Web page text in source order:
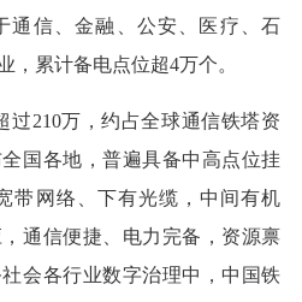
通信、金融、公安、医疗、石
，累计备电点位超4万个。
过210万，约占全球通信铁塔资
国各地，普遍具备中高点位挂
带网络、下有光缆，中间有机
通信便捷、电力完备，资源禀
会各行业数字治理中，中国铁